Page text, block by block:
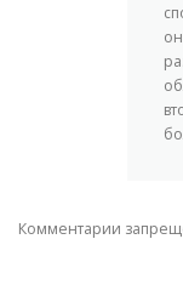
Комментарии